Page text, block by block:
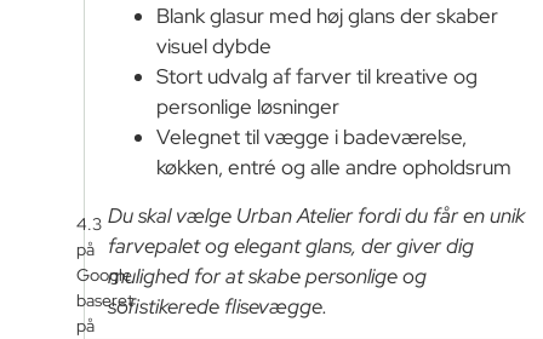
4.3
på
Google
baseret
på
Blank glasur med høj glans der skaber
visuel dybde
Stort udvalg af farver til kreative og
personlige løsninger
Velegnet til vægge i badeværelse,
køkken, entré og alle andre opholdsrum
Du skal vælge Urban Atelier fordi du får en unik
farvepalet og elegant glans, der giver dig
mulighed for at skabe personlige og
sofistikerede flisevægge.